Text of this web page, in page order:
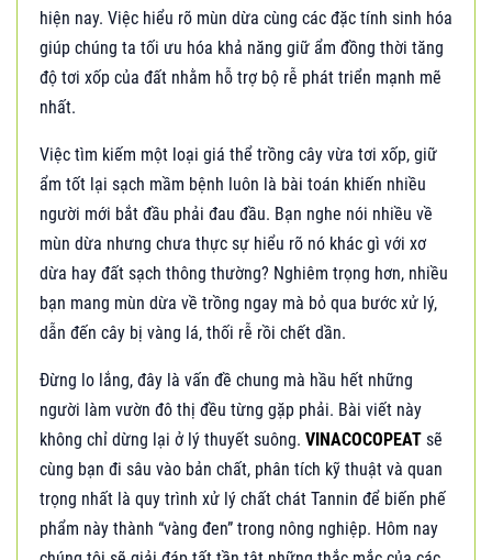
hiện nay. Việc hiểu rõ mùn dừa cùng các đặc tính sinh hóa
giúp chúng ta tối ưu hóa khả năng giữ ẩm đồng thời tăng
độ tơi xốp của đất nhằm hỗ trợ bộ rễ phát triển mạnh mẽ
nhất.
Việc tìm kiếm một loại giá thể trồng cây vừa tơi xốp, giữ
ẩm tốt lại sạch mầm bệnh luôn là bài toán khiến nhiều
người mới bắt đầu phải đau đầu. Bạn nghe nói nhiều về
mùn dừa nhưng chưa thực sự hiểu rõ nó khác gì với xơ
dừa hay đất sạch thông thường? Nghiêm trọng hơn, nhiều
bạn mang mùn dừa về trồng ngay mà bỏ qua bước xử lý,
dẫn đến cây bị vàng lá, thối rễ rồi chết dần.
Đừng lo lắng, đây là vấn đề chung mà hầu hết những
người làm vườn đô thị đều từng gặp phải. Bài viết này
không chỉ dừng lại ở lý thuyết suông. VINACOCOPEAT sẽ
cùng bạn đi sâu vào bản chất, phân tích kỹ thuật và quan
trọng nhất là quy trình xử lý chất chát Tannin để biến phế
phẩm này thành “vàng đen” trong nông nghiệp. Hôm nay